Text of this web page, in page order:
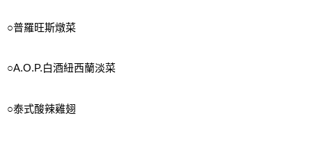
○普羅旺斯燉菜
○A.O.P.白酒紐西蘭淡菜
○泰式酸辣雞翅